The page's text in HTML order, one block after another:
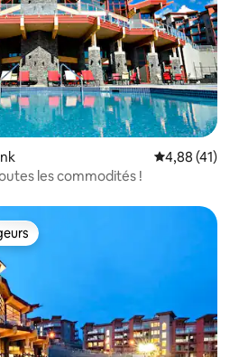
Note
4,88 (41)
les commodités !
parmi les plus aimés